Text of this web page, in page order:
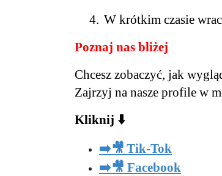
4. W krótkim czasie
Poznaj nas bliżej
Chcesz zobaczyć, jak
Zajrzyj na nasze profile w
Kliknij ⬇️
➡️🎥 Tik-Tok
➡️🎥 Facebook